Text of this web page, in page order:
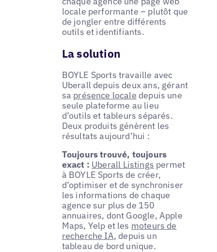
locale performante – plutôt que
de jongler entre différents
outils et identifiants.
La solution
BOYLE Sports travaille avec
Uberall depuis deux ans, gérant
sa présence locale depuis une
seule plateforme au lieu
d’outils et tableurs séparés.
Deux produits génèrent les
résultats aujourd’hui :
Toujours trouvé, toujours
exact : Uberall Listings permet
à BOYLE Sports de créer,
d’optimiser et de synchroniser
les informations de chaque
agence sur plus de 150
annuaires, dont Google, Apple
Maps, Yelp et les moteurs de
recherche IA, depuis un
tableau de bord unique.